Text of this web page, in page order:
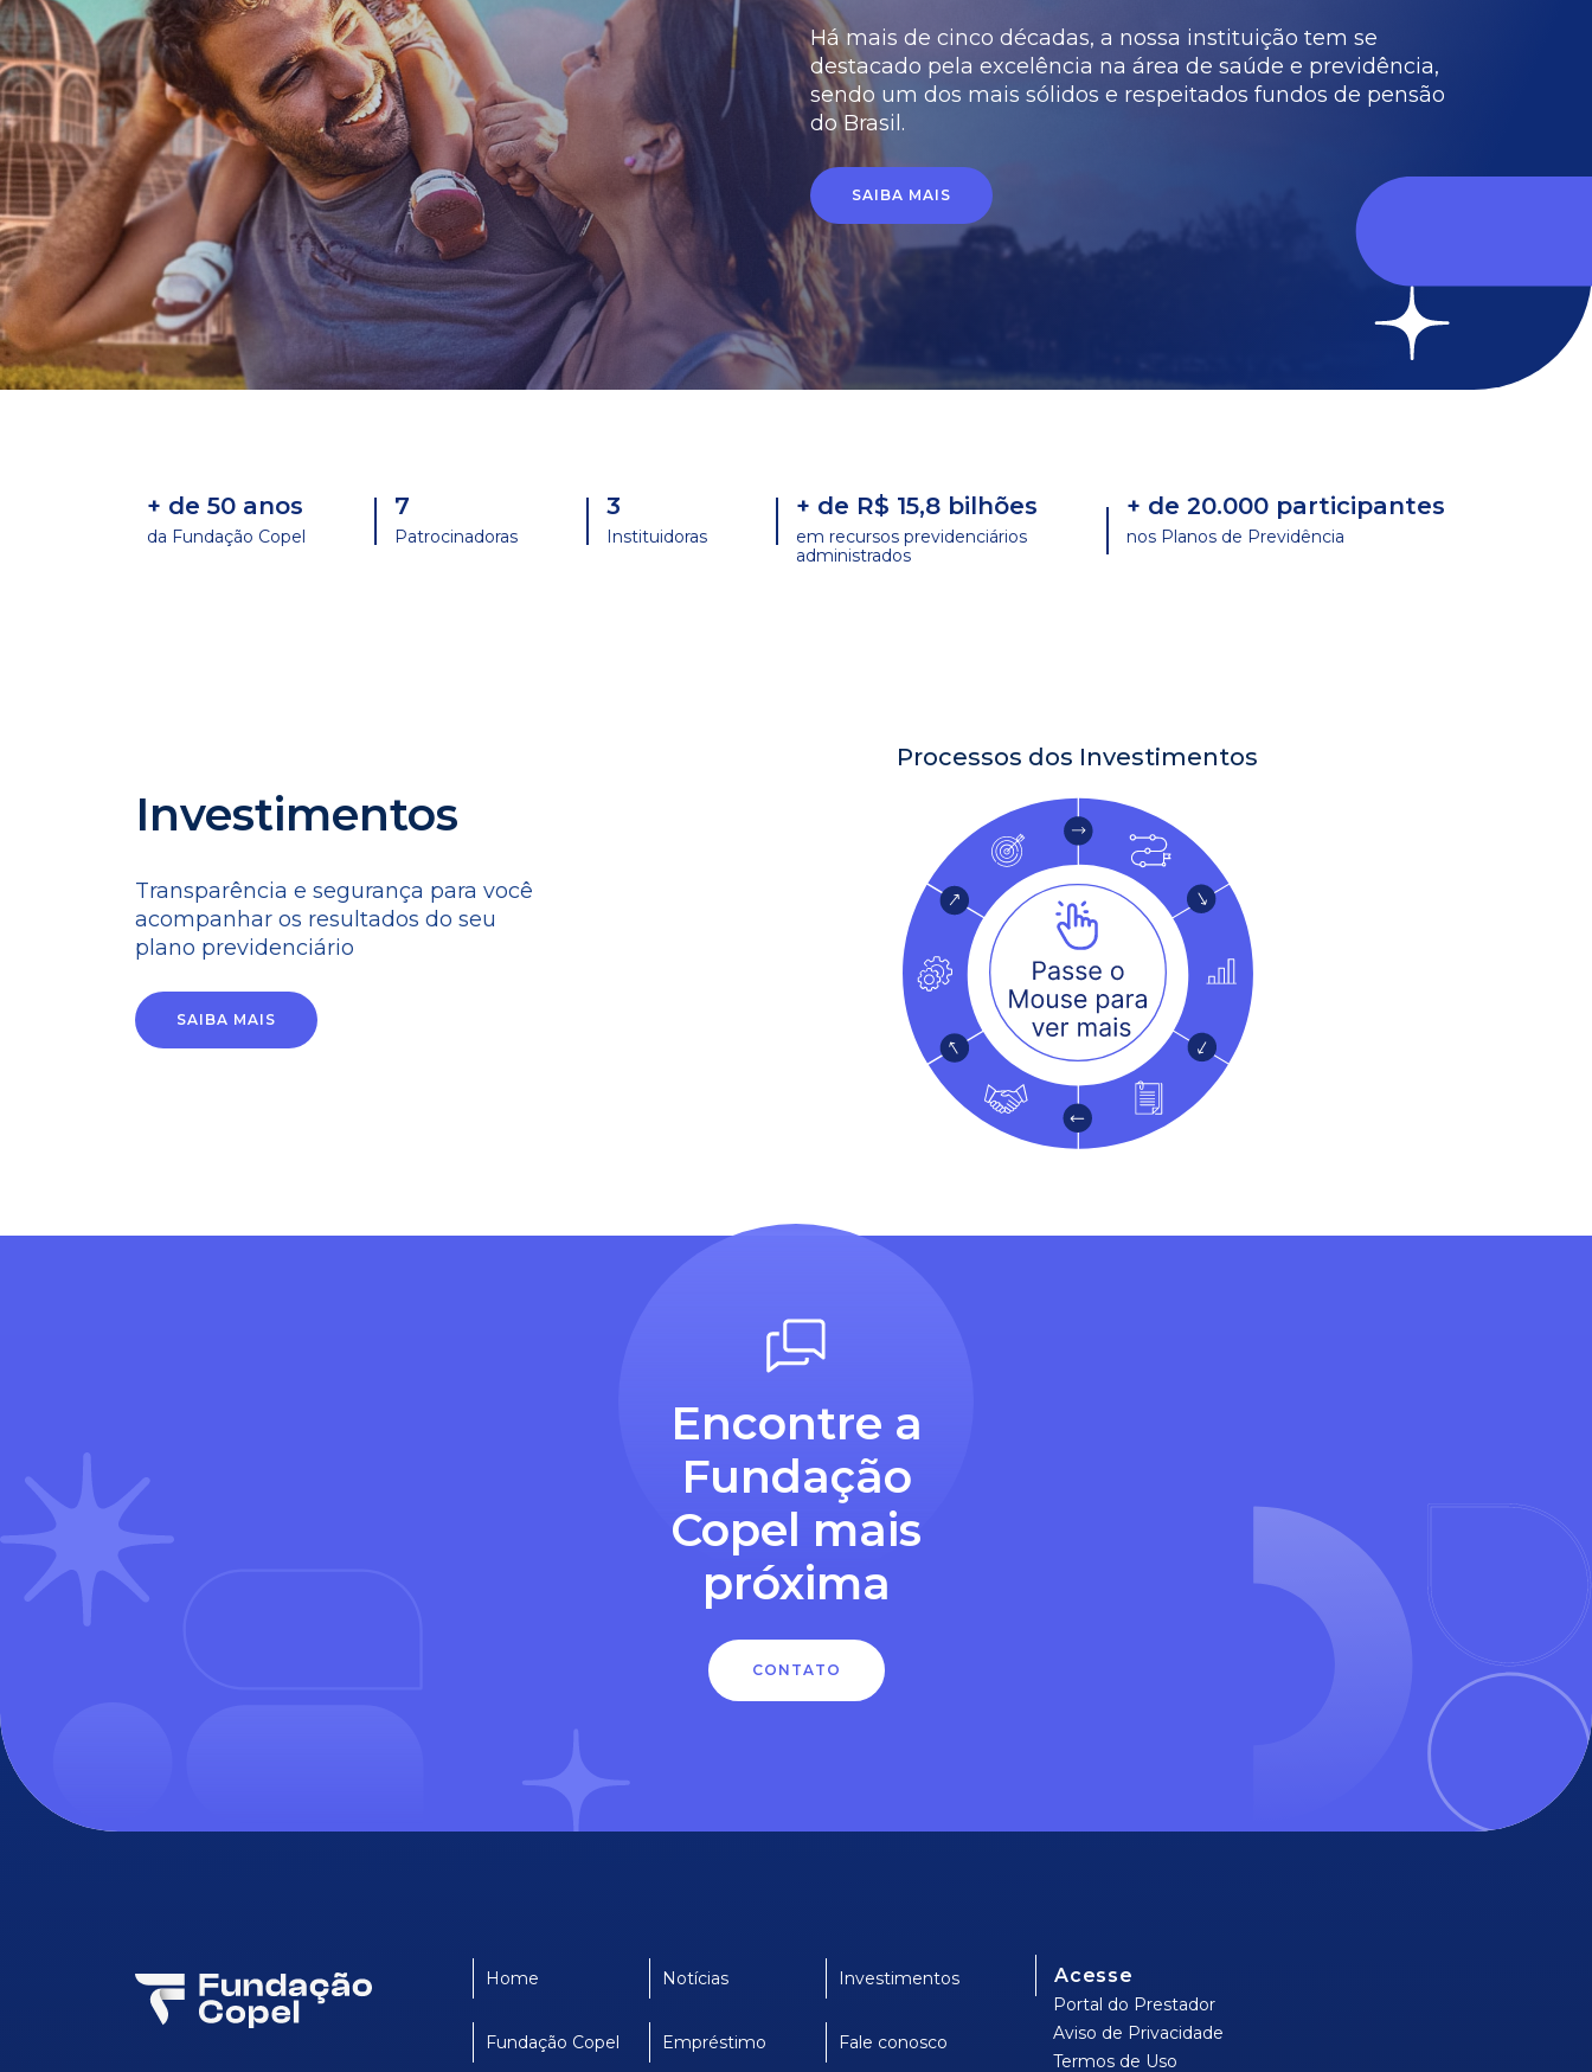
Há mais de cinco décadas, a nossa instituição tem se
destacado pela excelência na área de saúde e previdência,
sendo um dos mais sólidos e respeitados fundos de pensão
do Brasil.
SAIBA MAIS
+ de 50 anos
da Fundação Copel
7
Patrocinadoras
3
Instituidoras
+ de R$ 15,8 bilhões
em recursos previdenciários
administrados
+ de 20.000 participantes
nos Planos de Previdência
Investimentos
Transparência e segurança para você
acompanhar os resultados do seu
plano previdenciário
SAIBA MAIS
Processos dos Investimentos
Encontre a
Fundação
Copel mais
próxima
CONTATO
Home Notícias Investimentos
Fundação Copel Empréstimo Fale conosco
Acesse
Portal do Prestador
Aviso de Privacidade
Termos de Uso